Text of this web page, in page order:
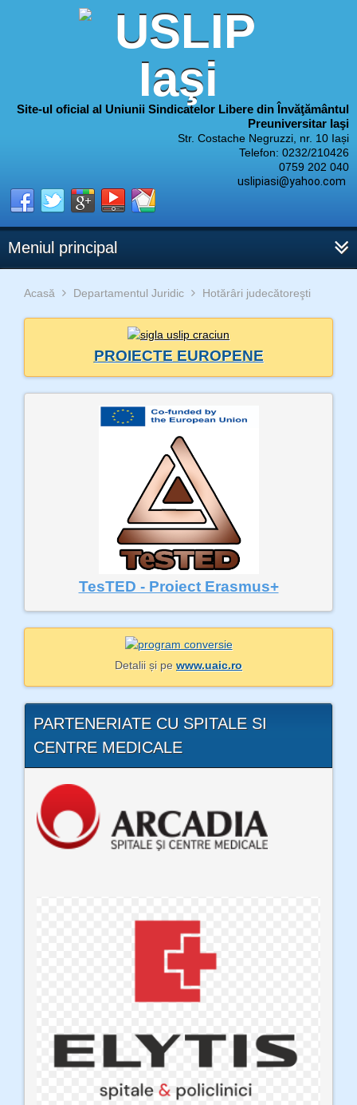
Site-ul oficial al Uniunii Sindicatelor Libere din Învăţământul
Preuniversitar Iaşi
Str. Costache Negruzzi, nr. 10 Iași
Telefon: 0232/210426
0759 202 040
uslipiasi@yahoo.com
Meniul principal
Acasă Departamentul Juridic Hotărâri judecătoreşti
PROIECTE EUROPENE
TesTED - Proiect Erasmus+
Detalii și pe www.uaic.ro
PARTENERIATE CU SPITALE SI
CENTRE MEDICALE